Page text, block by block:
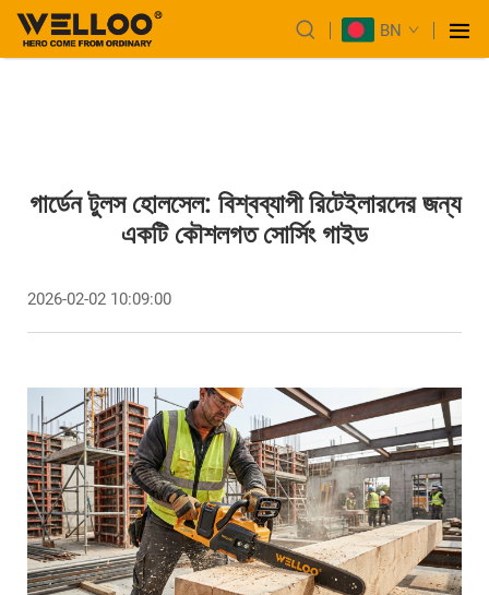
BN
গার্ডেন টুলস হোলসেল: বিশ্বব্যাপী রিটেইলারদের জন্য
একটি কৌশলগত সোর্সিং গাইড
2026-02-02 10:09:00